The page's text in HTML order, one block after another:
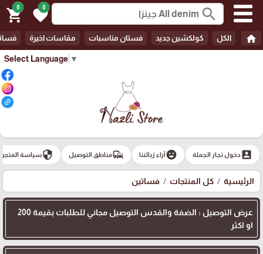
Select Language ▼
search
0
favorite
0
shopping_cart
home الكل كولكشين جديد فستان مناسبات مقاسات اخيرة
account_boxدخول تجار الجملة emoji_emotionsآراء زبائننا commuteمناطق التوصيل securityسياسة المتجر
الرئيسية كل المنتجات فساتين
عرض التوصيل : الضفة والقدس التوصيل مجاني للطلبات بقيمة 200
او اكثر